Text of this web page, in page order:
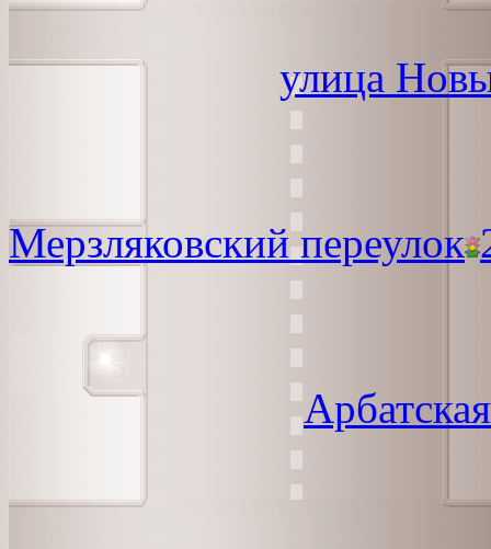
улица
Мерзляковский переулок